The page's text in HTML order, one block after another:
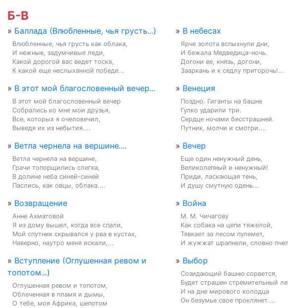
Б-В
» Баллада (Влюбленные, чья грусть...)
Влюбленные, чья грусть как облака,
И нежные, задумчивые леди,
Какой дорогой вас ведет тоска,
К какой еще неслыханной победе...
» В небесах
Ярче золота вспыхнули дни,
И бежала Медведица-ночь.
Догони ее, князь, догони,
Зааркань и к седлу приторочь!...
» В этот мой благословенный вечер...
В этот мой благословенный вечер
Собрались ко мне мои друзья,
Все, которых я очеловечил,
Выведя их из небытия....
» Венеция
Поздно. Гиганты на башне
Гулко ударили три.
Сердце ночами бесстрашней.
Путник, молчи и смотри....
» Ветла чернела на вершине....
Ветла чернела на вершине,
Грачи топорщились слегка,
В долине неба синей-синей
Паслись, как овцы, облака....
» Вечер
Еще один ненужный день,
Великолепный и ненужный!
Приди, ласкающая тень,
И душу смутную одень...
» Возвращение
Анне Ахматовой
Я из дому вышел, когда все спали,
Мой спутник скрывался у рва в кустах,
Наверно, наутро меня искали,...
» Война
М. М. Чичагову
Как собака на цепи тяжелой,
Тявкает за лесом пулемет,
И жужжат шрапнели, словно
» Вступление (Оглушенная ревом и
топотом...)
Оглушенная ревом и топотом,
Облеченная в пламя и дымы,
О тебе, моя Африка, шепотом
» Выбор
Созидающий башню сорвется,
Будет страшен стремительный
И на дне мирового колодца
Он безумье свое проклянет....